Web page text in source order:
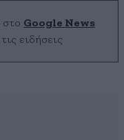
στο Google News
ειδήσεις